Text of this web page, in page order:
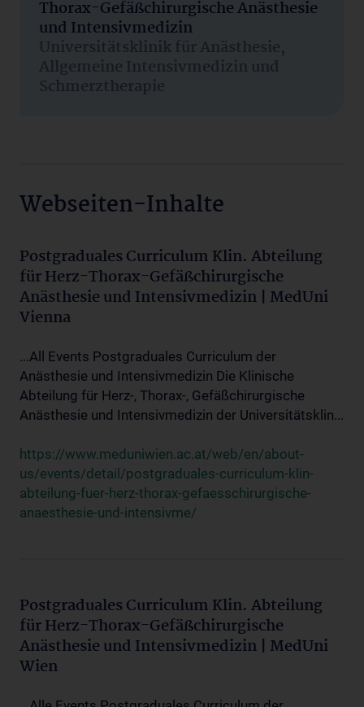
Thorax-Gefäßchirurgische Anästhesie
und Intensivmedizin
Universitätsklinik für Anästhesie,
Allgemeine Intensivmedizin und
Schmerztherapie
Webseiten-Inhalte
Postgraduales Curriculum Klin. Abteilung
für Herz-Thorax-Gefäßchirurgische
Anästhesie und Intensivmedizin | MedUni
Vienna
...All Events Postgraduales Curriculum der
Anästhesie und Intensivmedizin Die Klinische
Abteilung für Herz-, Thorax-, Gefäßchirurgische
Anästhesie und Intensivmedizin der Universitätsklin...
https://www.meduniwien.ac.at/web/en/about-
us/events/detail/postgraduales-curriculum-klin-
abteilung-fuer-herz-thorax-gefaesschirurgische-
anaesthesie-und-intensivme/
Postgraduales Curriculum Klin. Abteilung
für Herz-Thorax-Gefäßchirurgische
Anästhesie und Intensivmedizin | MedUni
Wien